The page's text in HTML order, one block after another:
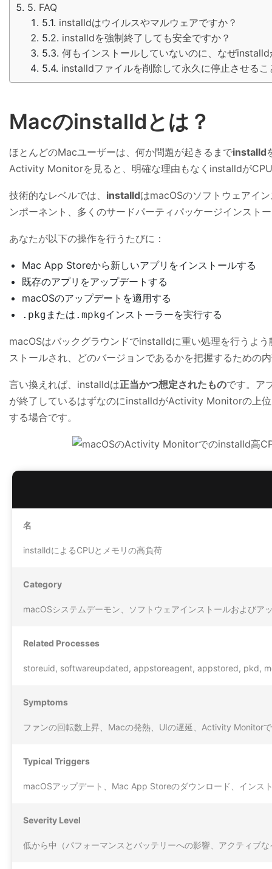
FAQ
installdはウイルスやマルウェアですか？
installdを強制終了しても安全ですか？
何もインストールしていないのに、なぜ
installdファイルを削除して永久に停止させる
Macのinstalldとは？
ほとんどのMacユーザーは、何か問題が起きるまでinstalld
Activity Monitorを見ると、明確な理由もなくinstalldが
技術的なレベルでは、 installdはmacOSのソフトウェアイ
ンポーネント、多くのサードパーティパッケージインスト
あなたが以下の操作を行うたびに：
Mac App Storeから新しいアプリをインストールする
既存のアプリをアップデートする
macOSのアップデートを適用する
.pkg または .mpkgインストーラーを実行する
macOSはバックグラウンドでinstalldに重い処理を行うよ
ストールされ、どのバージョンであるかを把握するための
言い換えれば、installdは正当かつ想定されたものです。ア
が終了しているはずなのにinstalldがActivity Monitorの上
する場合です。
名
installdによるCPUとメモリの高負荷
Category
macOSシステムデーモン、ソフトウェアインストールおよびア
Related Processes
storeuid, softwareupdated, appstoreagent, appstored, pkd,
Symptoms
ファンの回転数上昇、Macの発熱、UIの遅延、Activity Monitor
Typical Triggers
macOSアップデート、Mac App Storeのダウンロード、インス
Severity Level
低から中（パフォーマンスとバッテリーへの影響、アクティブ